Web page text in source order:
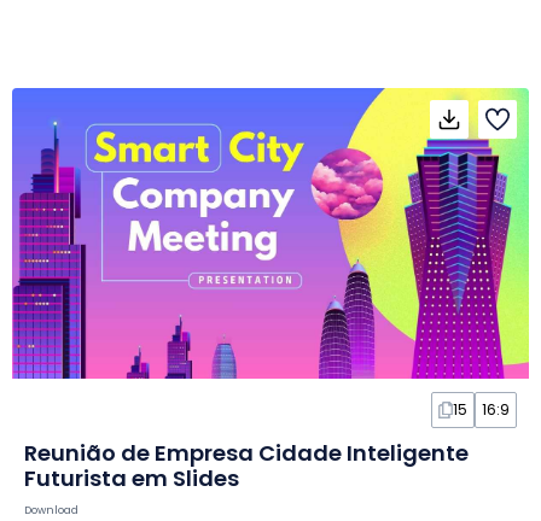
15 16:9
Reunião de Empresa Cidade Inteligente
Futurista em Slides
Download